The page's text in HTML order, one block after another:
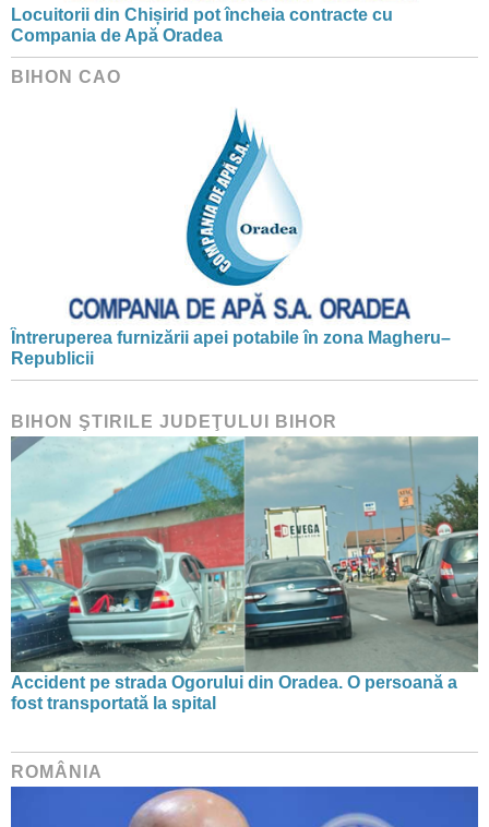
Locuitorii din Chișirid pot încheia contracte cu
Compania de Apă Oradea
BIHON CAO
Întreruperea furnizării apei potabile în zona Magheru–
Republicii
BIHON ŞTIRILE JUDEŢULUI BIHOR
Accident pe strada Ogorului din Oradea. O persoană a
fost transportată la spital
ROMÂNIA